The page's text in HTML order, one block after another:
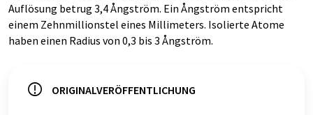
Auflösung betrug 3,4 Ångström. Ein Ångström entspricht
einem Zehnmillionstel eines Millimeters. Isolierte Atome
haben einen Radius von 0,3 bis 3 Ångström.
ORIGINALVERÖFFENTLICHUNG